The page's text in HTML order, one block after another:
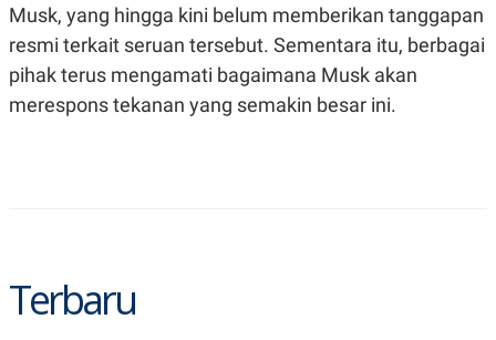
M
E
I
D
L
A
T
A
K
I
E
N
Musk, yang hingga kini belum memberikan tanggapan
resmi terkait seruan tersebut. Sementara itu, berbagai
pihak terus mengamati bagaimana Musk akan
merespons tekanan yang semakin besar ini.
Terbaru